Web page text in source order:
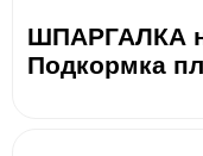
ШПАРГАЛКА
Подкормка